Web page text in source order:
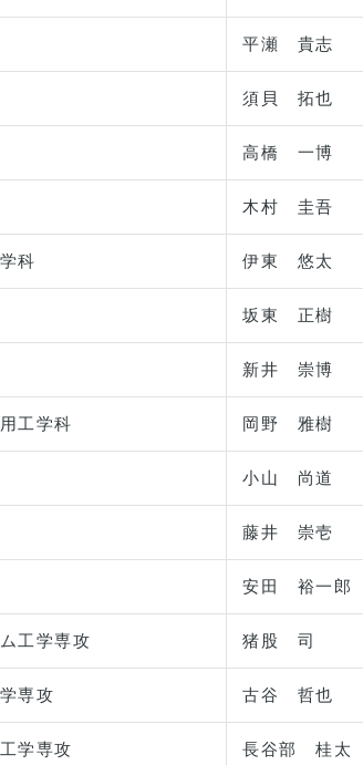
平瀬 貴志
須貝 拓也
高橋 一博
木村 圭吾
科 伊東 悠太
坂東 正樹
新井 崇博
工学科 岡野 雅樹
小山 尚道
藤井 崇壱
安田 裕一郎
工学専攻 猪股 司
専攻 古谷 哲也
学専攻 長谷部 桂太